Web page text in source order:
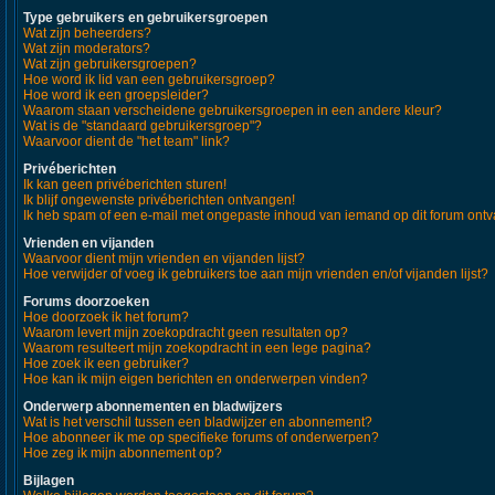
Type gebruikers en gebruikersgroepen
Wat zijn beheerders?
Wat zijn moderators?
Wat zijn gebruikersgroepen?
Hoe word ik lid van een gebruikersgroep?
Hoe word ik een groepsleider?
Waarom staan verscheidene gebruikersgroepen in een andere kleur?
Wat is de "standaard gebruikersgroep"?
Waarvoor dient de "het team" link?
Privéberichten
Ik kan geen privéberichten sturen!
Ik blijf ongewenste privéberichten ontvangen!
Ik heb spam of een e-mail met ongepaste inhoud van iemand op dit forum
Vrienden en vijanden
Waarvoor dient mijn vrienden en vijanden lijst?
Hoe verwijder of voeg ik gebruikers toe aan mijn vrienden en/of vijanden lijst?
Forums doorzoeken
Hoe doorzoek ik het forum?
Waarom levert mijn zoekopdracht geen resultaten op?
Waarom resulteert mijn zoekopdracht in een lege pagina?
Hoe zoek ik een gebruiker?
Hoe kan ik mijn eigen berichten en onderwerpen vinden?
Onderwerp abonnementen en bladwijzers
Wat is het verschil tussen een bladwijzer en abonnement?
Hoe abonneer ik me op specifieke forums of onderwerpen?
Hoe zeg ik mijn abonnement op?
Bijlagen